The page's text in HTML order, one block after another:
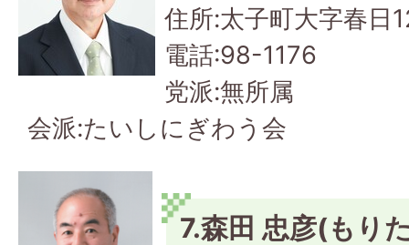
住所:太子町大字春日
電話:98-1176
党派:無所属
会派:たいしにぎわう会
7.森田 忠彦(もり